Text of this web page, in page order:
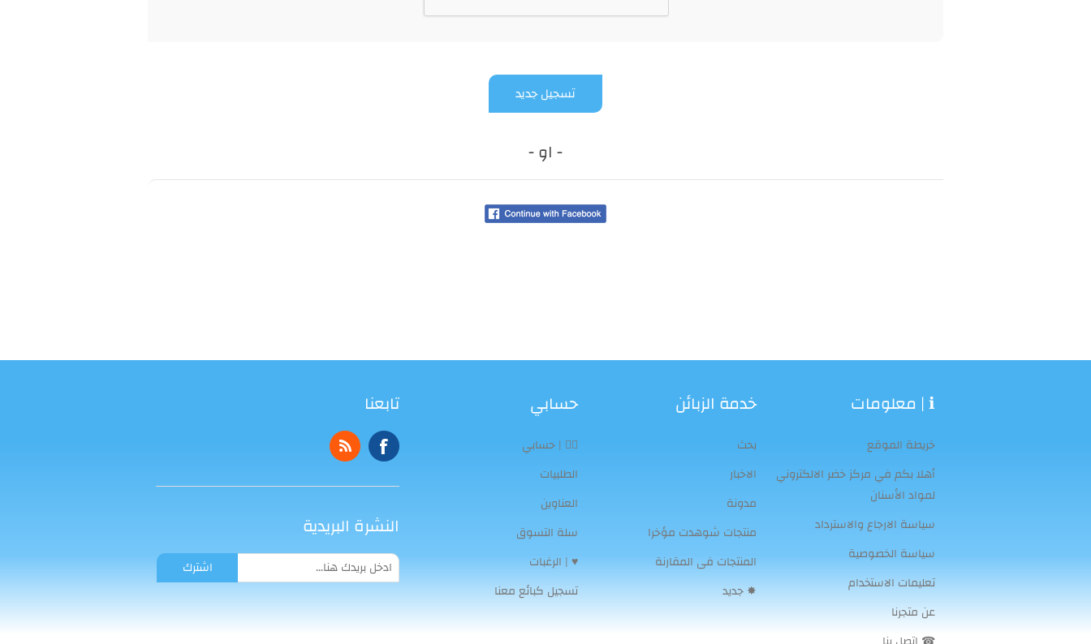
تسجيل جديد
- او -
ℹ | معلومات
خريطة الموقع
أهلا بكم في مركز خضر الالكتروني
لمواد الأسنان
سياسة الارجاع والاسترداد
سياسة الخصوصية
تعليمات الاستخدام
عن متجرنا
خدمة الزبائن
بحث
الاخبار
مدونة
منتجات شوهدت مؤخرا
المنتجات فى المقارنة
✸ جديد
حسابي
👨‍⚕️ | حسابي
الطلبيات
العناوين
سلة التسوق
♥ | الرغبات
تسجيل كبائع معنا
تابعنا
النشرة البريدية
اشترك